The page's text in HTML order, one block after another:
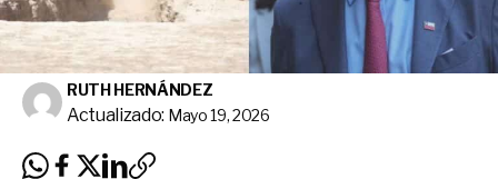
RUTH HERNÁNDEZ
Actualizado: Mayo 19, 2026